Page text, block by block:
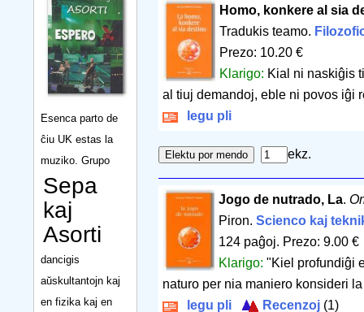
Esenca parto de
ĉiu UK estas la
muziko. Grupo
Sepa
kaj
Asorti
dancigis
aŭskultantojn kaj
en fizika kaj en
Homo, konkere al sia
Tradukis teamo.
Prezo: 10.20 €
Klarigo: Kial ni naskiĝis
al tiuj demandoj, eble ni povos iĝi
legu pli
ekz.
Jogo de nutrado, La.
Piron. Scienco kaj
124 paĝoj. Prezo: 9.00 €
Klarigo: "Kiel profundiĝi
naturo per nia maniero konsideri
legu pli
Recenzoj (1)